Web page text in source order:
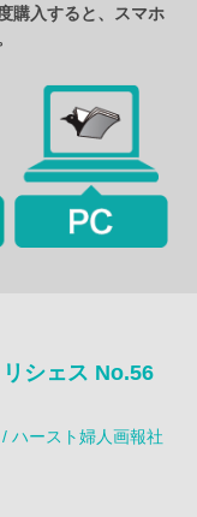
購入すると、スマホ
シェス No.56
ハースト婦人画報社